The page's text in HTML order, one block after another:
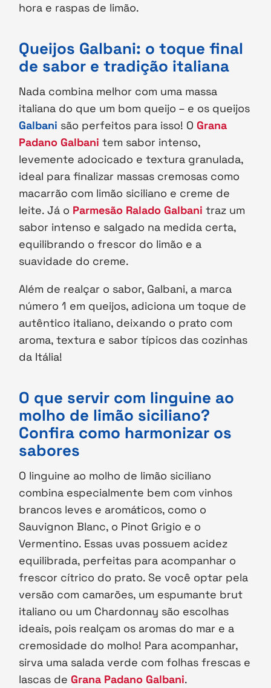
hora e raspas de limão.
Queijos Galbani: o toque final
de sabor e tradição italiana
Nada combina melhor com uma massa
italiana do que um bom queijo – e os queijos
Galbani são perfeitos para isso! O Grana
Padano Galbani tem sabor intenso,
levemente adocicado e textura granulada,
ideal para finalizar massas cremosas como
macarrão com limão siciliano e creme de
leite. Já o Parmesão Ralado Galbani traz um
sabor intenso e salgado na medida certa,
equilibrando o frescor do limão e a
suavidade do creme.
Além de realçar o sabor, Galbani, a marca
número 1 em queijos, adiciona um toque de
autêntico italiano, deixando o prato com
aroma, textura e sabor típicos das cozinhas
da Itália!
O que servir com linguine ao
molho de limão siciliano?
Confira como harmonizar os
sabores
O linguine ao molho de limão siciliano
combina especialmente bem com vinhos
brancos leves e aromáticos, como o
Sauvignon Blanc, o Pinot Grigio e o
Vermentino. Essas uvas possuem acidez
equilibrada, perfeitas para acompanhar o
frescor cítrico do prato. Se você optar pela
versão com camarões, um espumante brut
italiano ou um Chardonnay são escolhas
ideais, pois realçam os aromas do mar e a
cremosidade do molho! Para acompanhar,
sirva uma salada verde com folhas frescas e
lascas de Grana Padano Galbani.